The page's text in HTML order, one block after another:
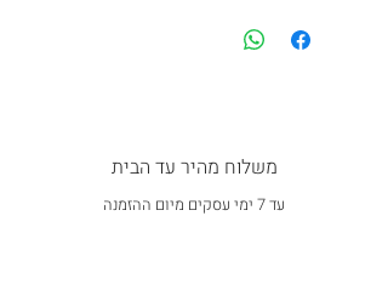
משלוח מהיר עד הבית
עד 7 ימי עסקים מיום ההזמנה